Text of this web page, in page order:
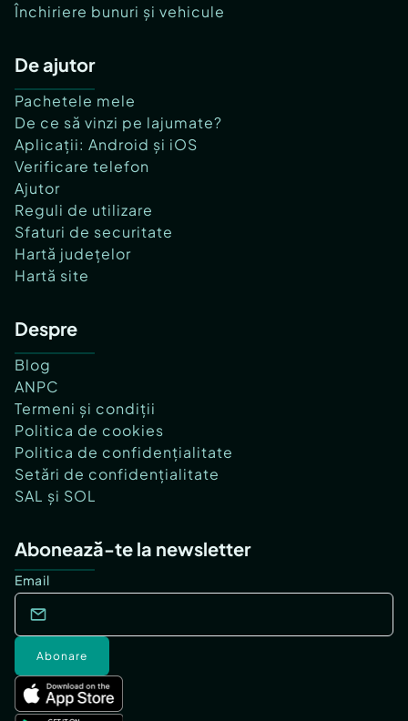
Închiriere bunuri și vehicule
De ajutor
Pachetele mele
De ce să vinzi pe lajumate?
Aplicații: Android și iOS
Verificare telefon
Ajutor
Reguli de utilizare
Sfaturi de securitate
Hartă județelor
Hartă site
Despre
Blog
ANPC
Termeni și condiții
Politica de cookies
Politica de confidențialitate
Setări de confidențialitate
SAL și SOL
Abonează-te la newsletter
Email
Abonare